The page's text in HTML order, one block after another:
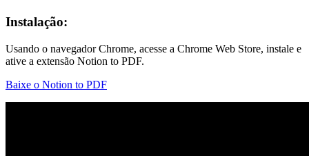
Instalação:
Usando o navegador Chrome, acesse a Chrome Web Store, instale e
ative a extensão Notion to PDF.
Baixe o Notion to PDF